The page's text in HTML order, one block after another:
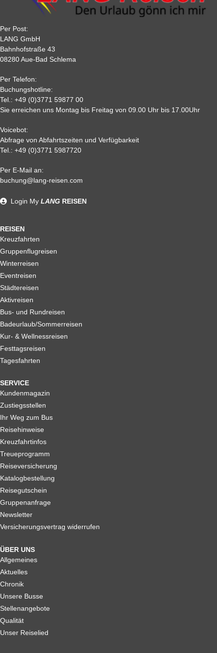
Tagen nach der Buchung zu zahlen.
40 % 40 % 50 % 50 %
7
2
Alle weiteren Stronierungsbedingungen entnehmen Sie bitte
unseren AGB. Wir empfehlen Ihnen den Abschluss einer
Reiserücktrittskostenversicherung
Per Post:
LANG GmbH
Bahnhofstraße 43
08280 Aue-Bad Schlema
Per Telefon:
Buchungshotline:
Tel.: +49 (0)3771 59877 00
Sie erreichen uns Montag bis Freitag von 09.00 Uhr bis 17.00Uhr
Voicebot:
Abfrage von Abfahrtszeiten und Verfügbarkeit
Tel.: +49 (0)3771 5987720
Per E-Mail an:
buchung@lang-reisen.com
REISEN
Kreuzfahrten
Gruppenflugreisen
Winterreisen
Eventreisen
Städtereisen
Aktivreisen
Bus- und Rundreisen
Badeurlaub/Sommerreisen
Kur- & Wellnessreisen
Festtagsreisen
Tagesfahrten
SERVICE
Kundenmagazin
Zustiegsstellen
Ihr Weg zum Bus
Reisehinweise
Kreuzfahrtinfos
Treueprogramm
Reiseversicherung
Katalogbestellung
Reisegutschein
Gruppenanfrage
Newsletter
Versicherungsvertrag widerrufen
ÜBER UNS
Allgemeines
Aktuelles
Chronik
Unsere Busse
Stellenangebote
Qualität
Unser Reiselied
Login My LANG REISEN